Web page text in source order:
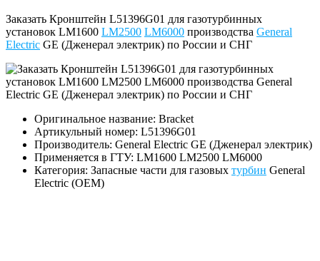
Заказать Кронштейн L51396G01 для газотурбинных
установок LM1600 LM2500 LM6000 производства General
Electric GE (Дженерал электрик) по России и СНГ
Оригинальное название: Bracket
Артикульный номер: L51396G01
Производитель: General Electric GE (Дженерал электрик)
Применяется в ГТУ: LM1600 LM2500 LM6000
Категория: Запасные части для газовых турбин General
Electric (OEM)